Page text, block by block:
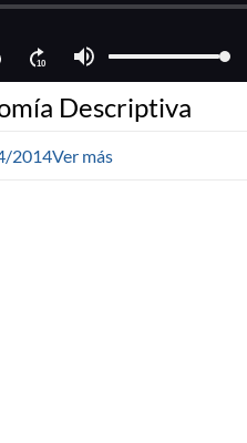
Descriptiva
2014Ver más